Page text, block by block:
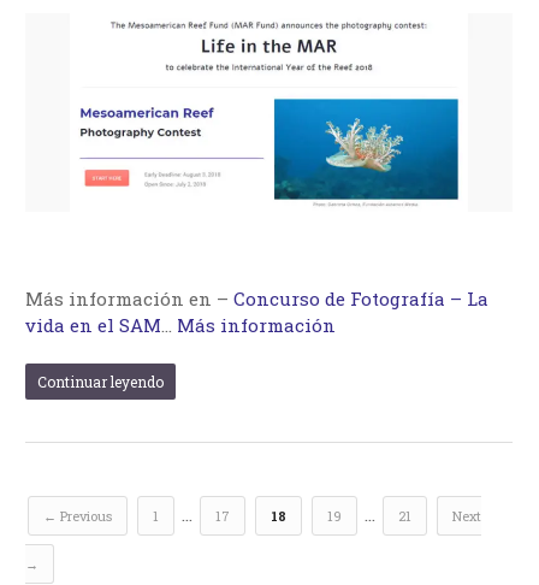
Más información en –Concurso de Fotografía – La
vida en el SAM… Más información
Continuar leyendo
← Previous 1 … 17 18 19 … 21 Next
→